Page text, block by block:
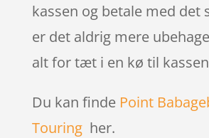
kassen og betale med det
er det aldrig mere
alt for tæt i en kø til
Du kan finde Point
Touringher.